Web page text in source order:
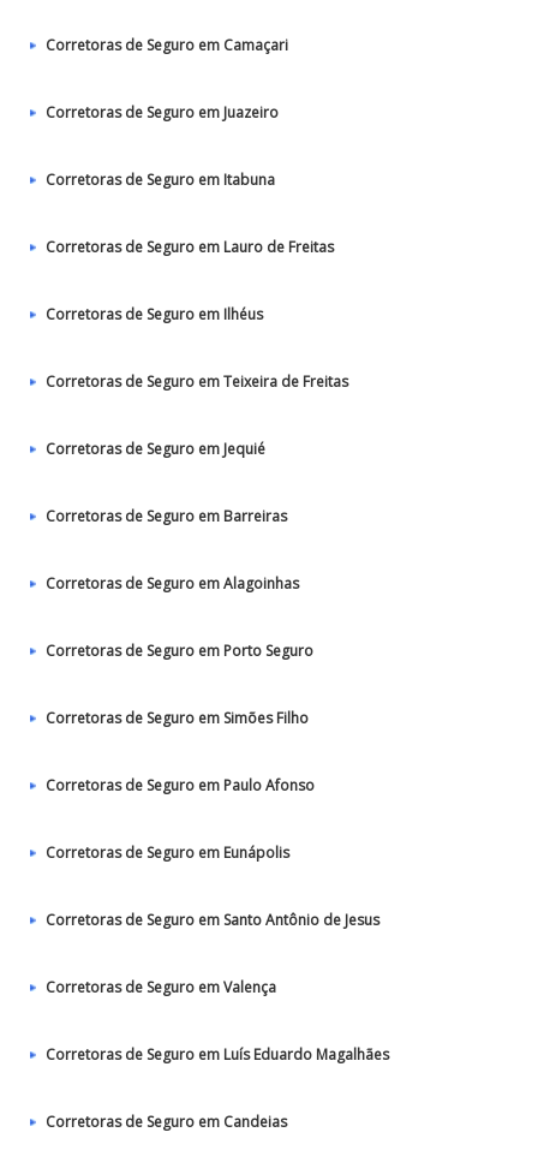
Corretoras de Seguro em Camaçari
Corretoras de Seguro em Juazeiro
Corretoras de Seguro em Itabuna
Corretoras de Seguro em Lauro de Freitas
Corretoras de Seguro em Ilhéus
Corretoras de Seguro em Teixeira de Freitas
Corretoras de Seguro em Jequié
Corretoras de Seguro em Barreiras
Corretoras de Seguro em Alagoinhas
Corretoras de Seguro em Porto Seguro
Corretoras de Seguro em Simões Filho
Corretoras de Seguro em Paulo Afonso
Corretoras de Seguro em Eunápolis
Corretoras de Seguro em Santo Antônio de Jesus
Corretoras de Seguro em Valença
Corretoras de Seguro em Luís Eduardo Magalhães
Corretoras de Seguro em Candeias